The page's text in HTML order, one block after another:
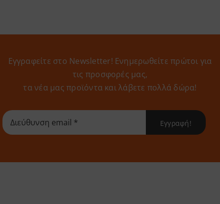
Εγγραφείτε στο Newsletter! Eνημερωθείτε πρώτοι για
τις προσφορές μας,
τα νέα μας προϊόντα και λάβετε πολλά δώρα!
Εγγραφή!